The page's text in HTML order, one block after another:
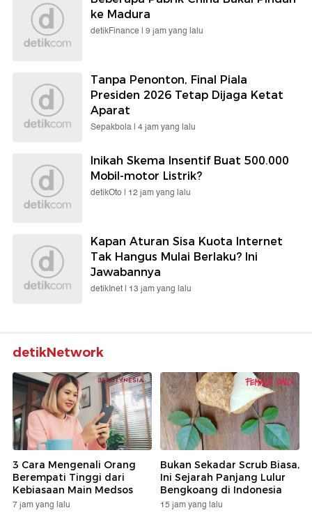
ke Madura
detikFinance | 9 jam yang lalu
Tanpa Penonton, Final Piala
Presiden 2026 Tetap Dijaga Ketat
Aparat
Sepakbola | 4 jam yang lalu
Inikah Skema Insentif Buat 500.000
Mobil-motor Listrik?
detikOto | 12 jam yang lalu
Kapan Aturan Sisa Kuota Internet
Tak Hangus Mulai Berlaku? Ini
Jawabannya
detikInet | 13 jam yang lalu
detikNetwork
3 Cara Mengenali Orang
Berempati Tinggi dari
Kebiasaan Main Medsos
7 jam yang lalu
Bukan Sekadar Scrub Biasa,
Ini Sejarah Panjang Lulur
Bengkoang di Indonesia
15 jam yang lalu